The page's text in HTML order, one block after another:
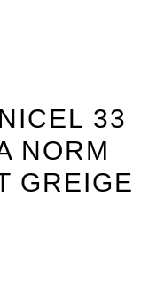
33
NORM
GREIGE